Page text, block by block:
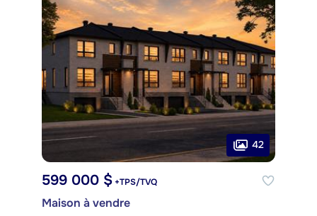
42
599 000 $ +TPS/TVQ
Maison à vendre